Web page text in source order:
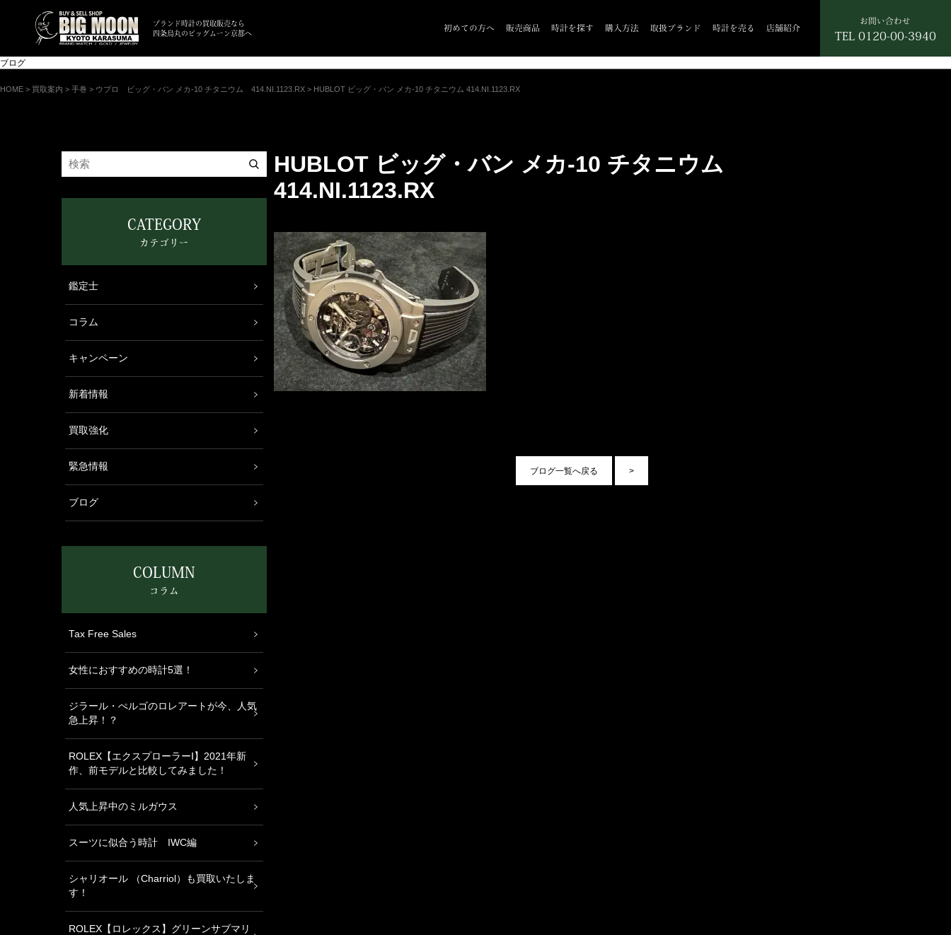
ブランド時計の買取販売なら
四条烏丸のビッグムーン京都へ
初めての方へ 販売商品 時計を探す 購入方法 取扱ブランド 時計を売る 店舗紹介
お問い合わせ
TEL 0120-00-3940
ブログ
HOME > 買取案内 > 手巻 > ウブロ ビッグ・バン メカ-10 チタニウム 414.NI.1123.RX > HUBLOT ビッグ・バン メカ-10 チタニウム 414.NI.1123.RX
HUBLOT ビッグ・バン メカ-10 チタニウム
414.NI.1123.RX
>
ブログ一覧へ戻る
CATEGORY
カテゴリー
鑑定士
コラム
キャンペーン
新着情報
買取強化
緊急情報
ブログ
COLUMN
コラム
Tax Free Sales
女性におすすめの時計5選！
ジラール・ぺルゴのロレアートが今、人気
急上昇！？
ROLEX【エクスプローラーⅠ】2021年新
作、前モデルと比較してみました！
人気上昇中のミルガウス
スーツに似合う時計 IWC編
シャリオール （Charriol）も買取いたしま
す！
ROLEX【ロレックス】グリーンサブマリ